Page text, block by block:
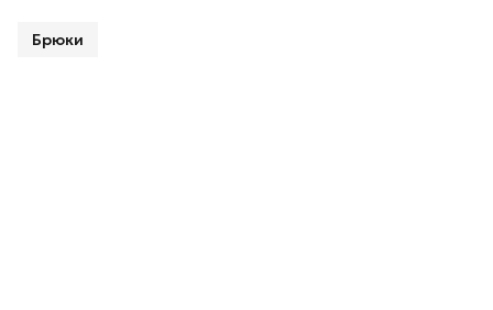
Брюки